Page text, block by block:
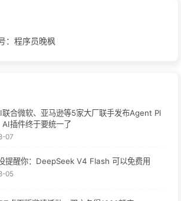
：程序员晚枫
合微软、亚马逊等5家大厂联手发布Agent Pl
插件终于要统一了
07
提醒你：DeepSeek V4 Flash 可以免费用
05